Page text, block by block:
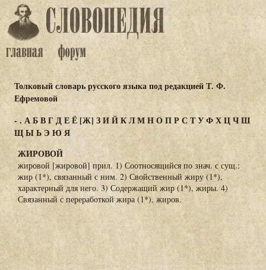
Толковый словарь русского языка под редакцией Т. Ф.
Ефремовой
- . АБВГДЕЁ [Ж] ЗИЙКЛМНОПРС ТУФХЦЧШ
ЩЫЬЭ ЮЯ
ЖИРОВОЙ
жировой [жировой] прил. 1) Соотносящийся по знач. с сущ.:
жир (1*), связанный с ним. 2) Свойственный жиру (1*),
характерный для него. 3) Содержащий жир (1*), жиры. 4)
Связанный с переработкой жира (1*), жиров.